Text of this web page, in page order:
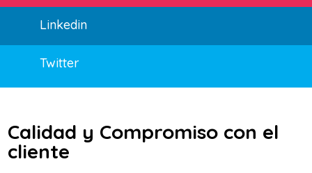
Linkedin
Twitter
Calidad y Compromiso con el
cliente